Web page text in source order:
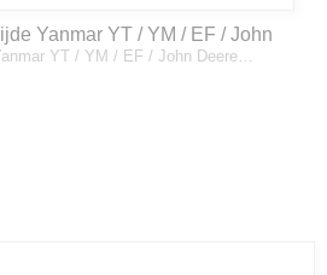
Yanmar YT / YM / EF / John
YT / YM / EF / John Deere…